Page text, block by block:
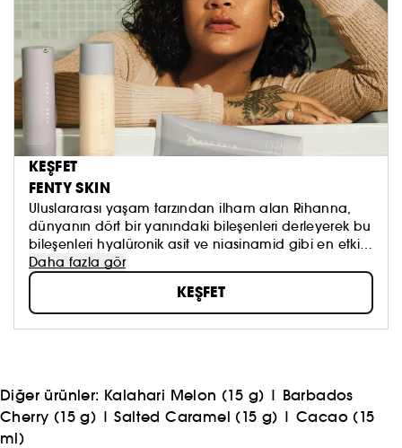
KEŞFET
FENTY SKIN
Uluslararası yaşam tarzından ilham alan Rihanna,
dünyanın dört bir yanındaki bileşenleri derleyerek bu
bileşenleri hyalüronik asit ve niasinamid gibi en etkili
cilt bakımı formülleriyle birleştirdi. Böylece, bu
formüller klinik olarak kanıtlanmış sonuçlar
sunabilmektedir. Cildine zarar veren bir ürünle
yaşadığı talihsiz bir deneyimin ardından Rihanna,
hem vegan hem de glütensiz formüllere öncelik
ve yeniden doldurulabilir ambalajlar hayal edin.
Ayrıca, Rihanna yumuşak ve eşsiz dokular ile taze ve
enfes kokular sunarak tüm cilt bakımı deneyimini
Daha fazla gör
KEŞFET
Diğer ürünler: Kalahari Melon (15 g) | Barbados
Cherry (15 g) |Salted Caramel (15 g) |Cacao (15
ml)